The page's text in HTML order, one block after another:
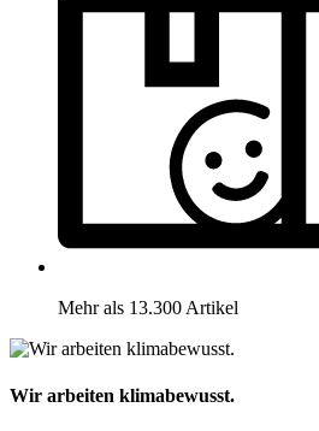
Mehr als 13.300 Artikel
Wir arbeiten klimabewusst.